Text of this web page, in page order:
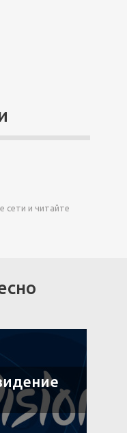
сети и читайте